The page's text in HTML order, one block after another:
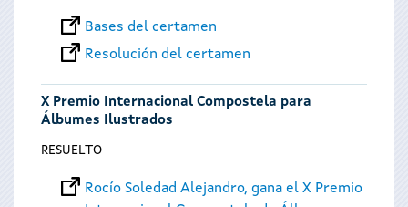
Bases del certamen
Resolución del certamen
X Premio Internacional Compostela para
Álbumes Ilustrados
RESUELTO
Rocío Soledad Alejandro, gana el X Premio